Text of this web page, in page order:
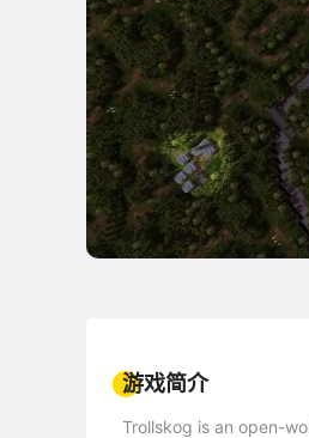
游戏简介
Trollskog is an open-